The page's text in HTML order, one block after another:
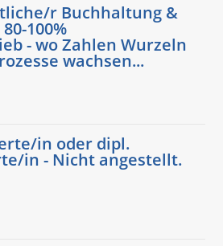
r Buchhaltung &
100%
- wo Zahlen Wurzeln
wachsen...
in oder dipl.
in - Nicht angestellt.